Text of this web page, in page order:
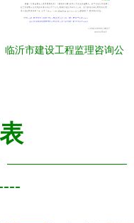
临沂市建设工程监理咨询公